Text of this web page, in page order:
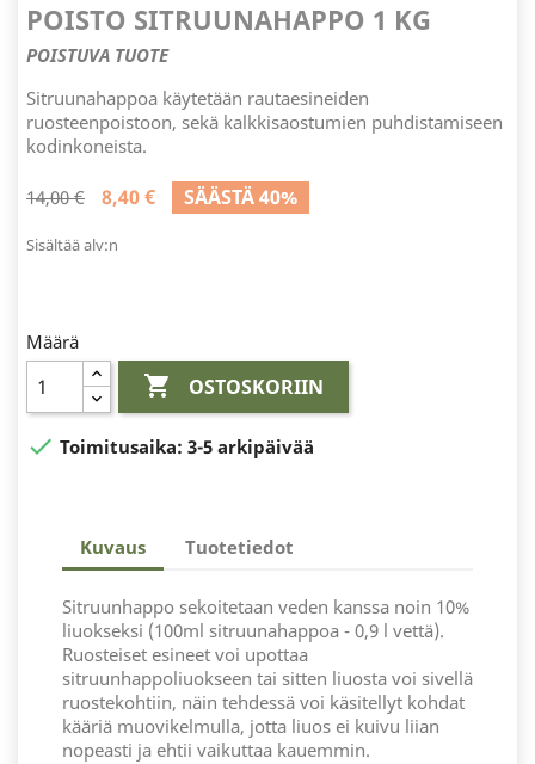
POISTO SITRUUNAHAPPO 1 KG
POISTUVA TUOTE
Sitruunahappoa käytetään rautaesineiden
ruosteenpoistoon, sekä kalkkisaostumien puhdistamiseen
kodinkoneista.
14,00 € 8,40 € SÄÄSTÄ 40%
Sisältää alv:n
Määrä
 OSTOSKORIIN
 Toimitusaika: 3-5 arkipäivää
Kuvaus Tuotetiedot
Sitruunhappo sekoitetaan veden kanssa noin 10%
liuokseksi (100ml sitruunahappoa - 0,9 l vettä).
Ruosteiset esineet voi upottaa
sitruunhappoliuokseen tai sitten liuosta voi sivellä
ruostekohtiin, näin tehdessä voi käsitellyt kohdat
kääriä muovikelmulla, jotta liuos ei kuivu liian
nopeasti ja ehtii vaikuttaa kauemmin.